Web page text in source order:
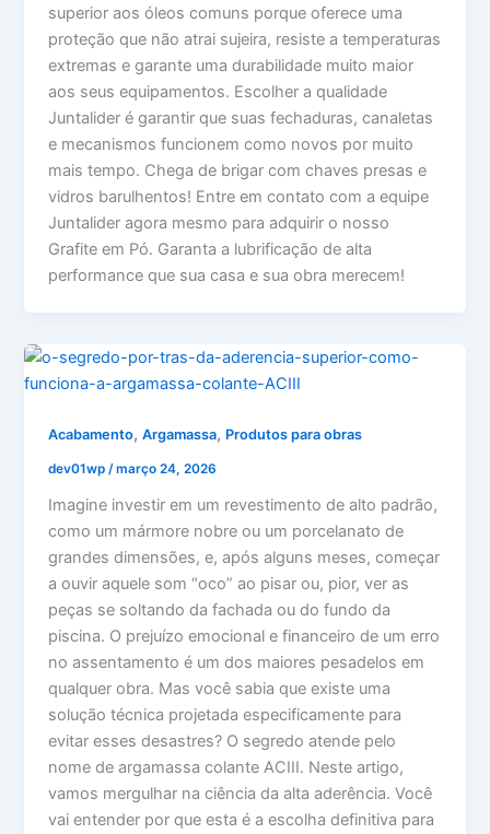
superior aos óleos comuns porque oferece uma
proteção que não atrai sujeira, resiste a temperaturas
extremas e garante uma durabilidade muito maior
aos seus equipamentos. Escolher a qualidade
Juntalider é garantir que suas fechaduras, canaletas
e mecanismos funcionem como novos por muito
mais tempo. Chega de brigar com chaves presas e
vidros barulhentos! Entre em contato com a equipe
Juntalider agora mesmo para adquirir o nosso
Grafite em Pó. Garanta a lubrificação de alta
performance que sua casa e sua obra merecem!
Acabamento,Argamassa, Produtos para obras
dev01wp/março 24, 2026
Imagine investir em um revestimento de alto padrão,
como um mármore nobre ou um porcelanato de
grandes dimensões, e, após alguns meses, começar
a ouvir aquele som “oco” ao pisar ou, pior, ver as
peças se soltando da fachada ou do fundo da
piscina. O prejuízo emocional e financeiro de um erro
no assentamento é um dos maiores pesadelos em
qualquer obra. Mas você sabia que existe uma
solução técnica projetada especificamente para
evitar esses desastres? O segredo atende pelo
nome de argamassa colante ACIII. Neste artigo,
vamos mergulhar na ciência da alta aderência. Você
vai entender por que esta é a escolha definitiva para